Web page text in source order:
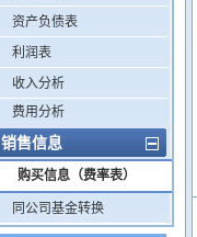
资产负债表
利润表
收入分析
费用分析
销售信息
购买信息（费率表）
同公司基金转换